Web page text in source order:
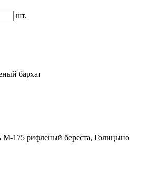
шт.
бархат
М-175 рифленый береста, Голицыно